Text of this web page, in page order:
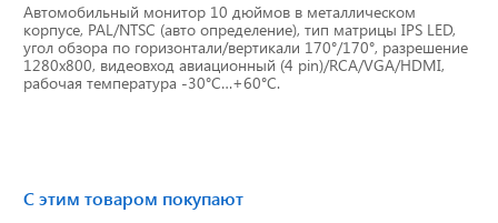
Датчики уровня топлива
Блоки СКЗИ (НКМ)
Элементы питания
Автомобильный монитор 10 дюймов в металлическом
корпусе, PAL/NTSC (авто определение), тип матрицы IPS LED,
угол обзора по горизонтали/вертикали 170°/170°, разрешение
1280х800, видеовход авиационный (4 pin)/RCA/VGA/HDMI,
рабочая температура -30°С…+60°С.
С этим товаром покупают